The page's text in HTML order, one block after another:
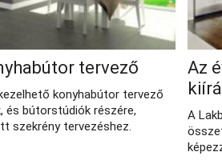
tervező
konyhabútor tervező
és bútorstúdiók részére,
szekrény tervezéshez.
Az
A